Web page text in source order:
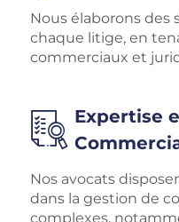
Nous élaborons des
chaque litige, en
commerciaux et
Expertise
Nos avocats
dans la gestion de
complexes,